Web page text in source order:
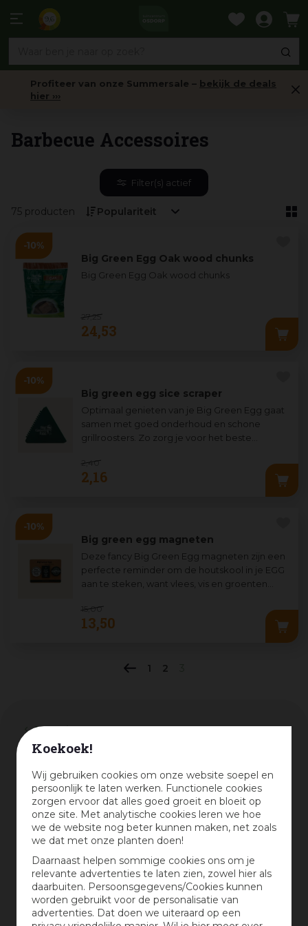
Koekoek!
Wij gebruiken cookies om onze website soepel en
persoonlijk te laten werken. Functionele cookies
zorgen ervoor dat alles goed groeit en bloeit op
onze site. Met analytische cookies leren we hoe
we de website nog beter kunnen maken, net zoals
we dat met onze planten doen!
Daarnaast helpen sommige cookies ons om je
relevante advertenties te laten zien, zowel hier als
daarbuiten. Persoonsgegevens/Cookies kunnen
worden gebruikt voor de personalisatie van
advertenties. Dat doen we uiteraard op een
naar
Profiteer van onze Summersale – bekijk de deals
hier ›››
Barbecue Accessoires
Filter(s) actief
75 producten
Big Green Egg Oak wood chunks
Big Green Egg Oak wood chunks
27 ,25
24,53
Big green egg sice scraper
Optimaal genieten van je Big Green Egg gaat
samen met goed onderhoud en schone
grillroosters. Zo zorg je voor het beste
goed
2 ,40
2,16
Big green egg magneten
Deze fancy Big Green Egg magneten zijn een
perfecte reminder om de houtskool in je EGG
aan te steken, want vlees, vis en groenten
15,00
13,50
1 2
Assortiment
kortingspercentage
-
Merk
Big Green Egg(75)